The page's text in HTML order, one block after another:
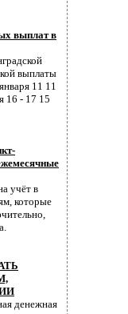
выплат в
выплаты
11 11
16 - 17 15
учёт в
которые
денежная